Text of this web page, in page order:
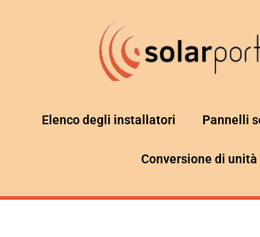
Elenco degli installatori Pannelli
Conversione di unità